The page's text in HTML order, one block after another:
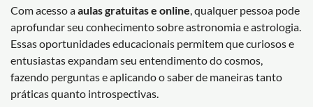
Com acesso aaulas gratuitas e online , qualquer pessoa pode
aprofundar seu conhecimento sobre astronomia e astrologia.
Essas oportunidades educacionais permitem que curiosos e
entusiastas expandam seu entendimento do cosmos,
fazendo perguntas e aplicando o saber de maneiras tanto
práticas quanto introspectivas.